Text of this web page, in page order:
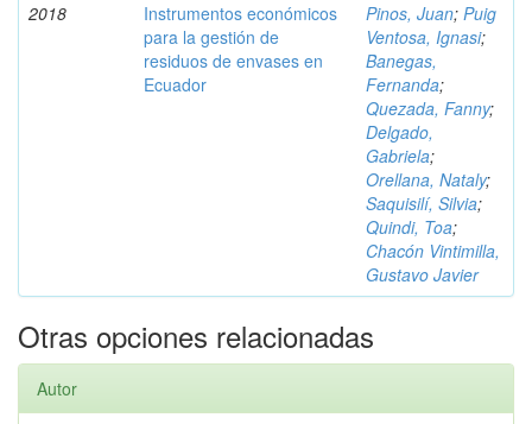
2018
Instrumentos económicos
para la gestión de
residuos de envases en
Ecuador
Pinos, Juan; Puig
Ventosa, Ignasi;
Banegas,
Fernanda;
Quezada, Fanny;
Delgado,
Gabriela;
Orellana, Nataly;
Saquisilí, Silvia;
Quindi, Toa;
Chacón Vintimilla,
Gustavo Javier
Otras opciones relacionadas
Autor